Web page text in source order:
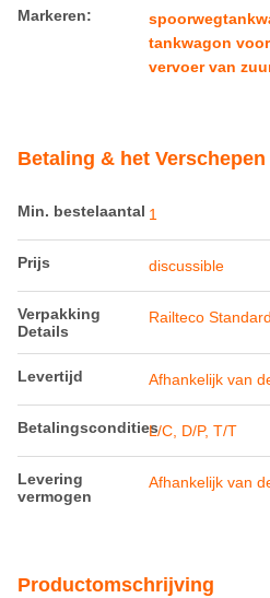
Markeren:
tankwagon
vervoer van
Betaling & het
Min. bestelaantal 1
Prijs discussible
Verpakking
Details
Railteco
Levertijd Afhankelijk van
BetalingsconditiesL/C, D/P, T/T
Levering
vermogen
Afhankelijk van
Productomschrijving